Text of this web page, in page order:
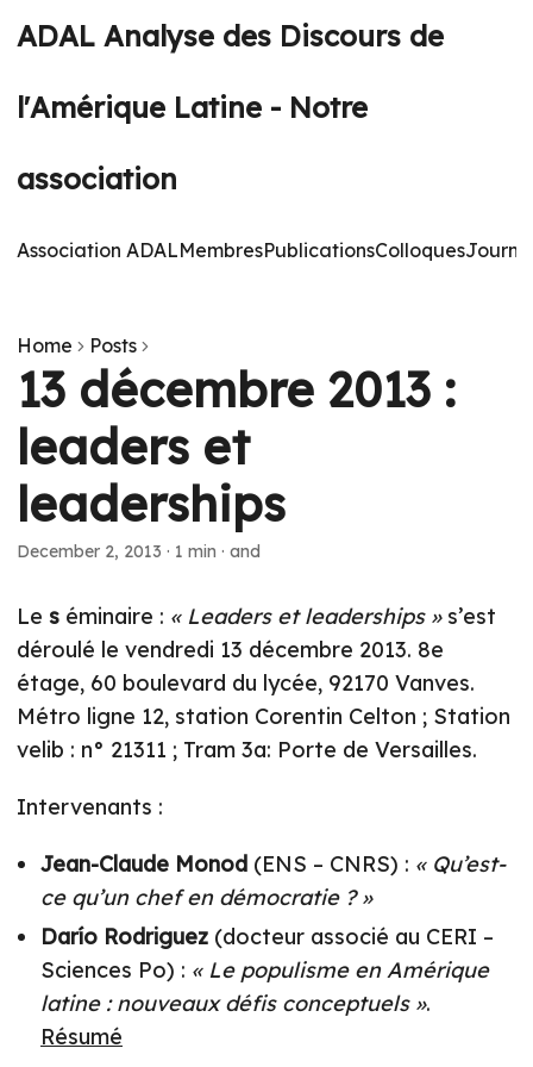
ADAL Analyse des Discours de
l'Amérique Latine - Notre
association
Association ADALMembresPublicationsColloques
Home Posts
13 décembre 2013 :
leaders et
leaderships
December 2, 2013 · 1 min · and
Le s éminaire : « Leaders et leaderships »s’est
déroulé le vendredi 13 décembre 2013. 8e
étage, 60 boulevard du lycée, 92170 Vanves.
Métro ligne 12, station Corentin Celton ; Station
velib : n° 21311 ; Tram 3a: Porte de Versailles.
Intervenants :
Jean-Claude Monod (ENS – CNRS) : « Qu’est-
ce qu’un chef en démocratie ? »
Darío Rodriguez (docteur associé au CERI –
Sciences Po) : « Le populisme en Amérique
latine : nouveaux défis conceptuels ».
Résumé